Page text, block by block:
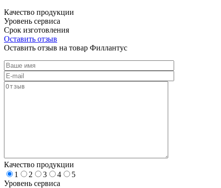
Качество продукции
Уровень сервиса
Срок изготовления
Оставить отзыв
Оставить отзыв на товар Филлантус
Качество продукции
1
2 3 4
5
Уровень сервиса